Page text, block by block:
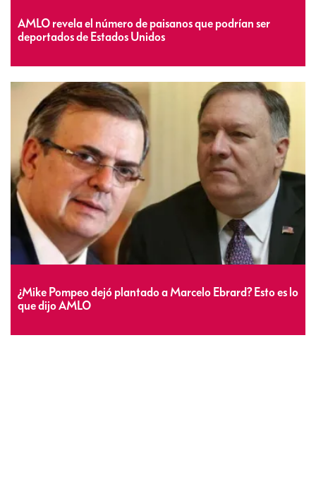
AMLO revela el número de paisanos que podrían ser
deportados de Estados Unidos
¿Mike Pompeo dejó plantado a Marcelo Ebrard? Esto es lo
que dijo AMLO